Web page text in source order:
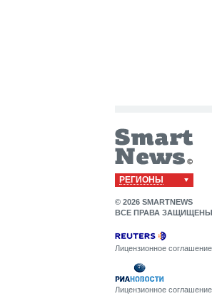
РЕГИОНЫ
© 2026 SMARTNEWS
ВСЕ ПРАВА ЗАЩИЩЕНЫ
Лицензионное соглашение
Лицензионное соглашение